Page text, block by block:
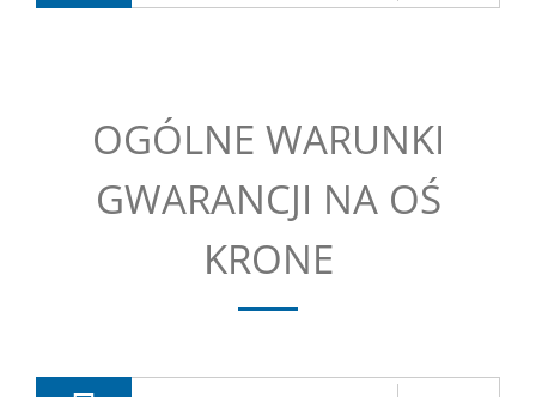
OGÓLNE WARUNKI
GWARANCJI NA OŚ
KRONE